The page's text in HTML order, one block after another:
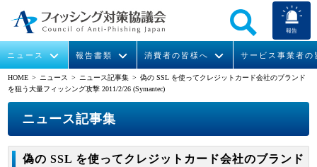
報告
ニュース
イベント
報告書類
月次報告書
消費者の皆様へ
フィッシングの報告
サービス事業者の
STOP. THINK. CONNECT.
運営委員紹介
HOME > ニュース > ニュース記事集 > 偽の SSL を使ってクレジットカード会社のブランド
を狙う大量フィッシング攻撃 2011/2/26 (Symantec)
ニュース記事集
偽の SSL を使ってクレジットカード会社のブランド